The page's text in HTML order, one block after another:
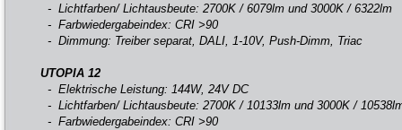
- Lichtfarben/ Lichtausbeute: 2700K / 6079lm und 3000K / 6322lm
- Farbwiedergabeindex: CRI >90
- Dimmung: Treiber separat, DALI, 1-10V, Push-Dimm, Triac
UTOPIA 12
- Elektrische Leistung: 144W, 24V DC
- Lichtfarben/ Lichtausbeute: 2700K / 10133lm und 3000K /
- Farbwiedergabeindex: CRI >90